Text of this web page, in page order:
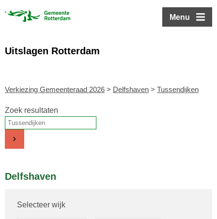
Menu
Uitslagen Rotterdam
Verkiezing Gemeenteraad 2026 > Delfshaven > Tussendijken
Zoek resultaten
Delfshaven
Selecteer wijk